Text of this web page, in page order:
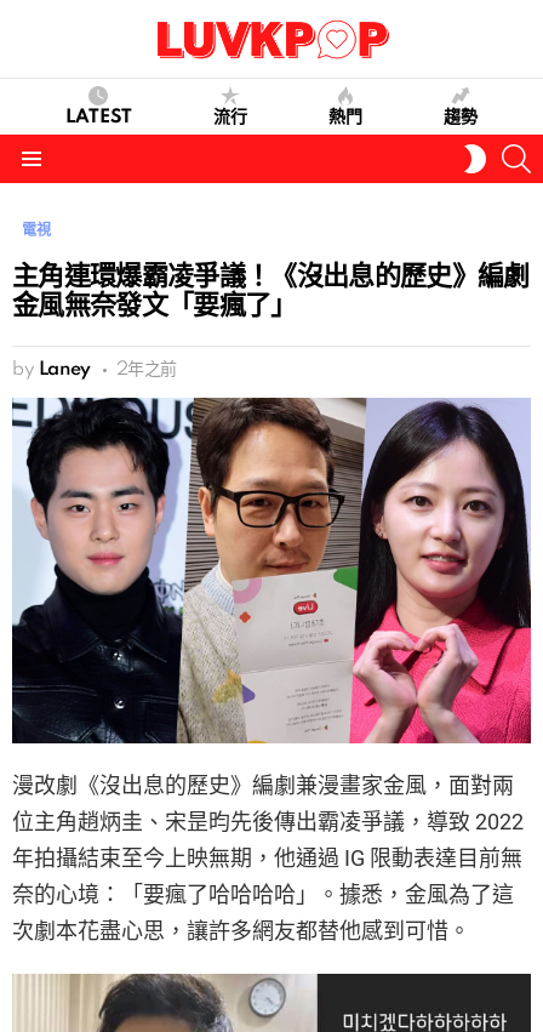
LATEST 流行 熱門 趨勢
SKIN
電視
主角連環爆霸凌爭議！《沒出息的歷史》編劇
金風無奈發文「要瘋了」
by Laney 2年之前
漫改劇《沒出息的歷史》編劇兼漫畫家金風，面對兩
位主角趙炳圭、宋昰昀先後傳出霸凌爭議，導致 2022
年拍攝結束至今上映無期，他通過 IG 限動表達目前無
奈的心境：「要瘋了哈哈哈哈」。據悉，金風為了這
次劇本花盡心思，讓許多網友都替他感到可惜。